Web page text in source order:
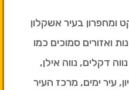
ומחפרון בעיר אשקלון
ואזורים סמוכים כמו
דקלים, נווה אילן,
עיר ימים, מרכז העיר